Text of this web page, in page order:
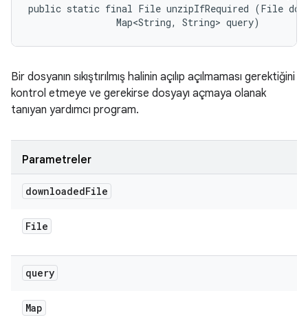
public static final File unzipIfRequired (File
                Map<String, String> query)
Bir dosyanın sıkıştırılmış halinin açılıp açılmaması gerektiğini
kontrol etmeye ve gerekirse dosyayı açmaya olanak
tanıyan yardımcı program.
Parametreler
downloadedFile
File
query
Map